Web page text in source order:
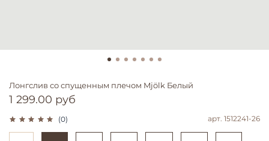
(0) арт. 1512241-26
Лонгслив со спущенным плечом Mjölk Белый
1 299.00 руб